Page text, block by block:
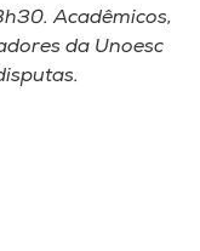
Acadêmicos,
da Unoesc